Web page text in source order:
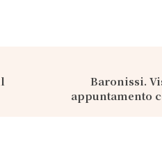
Baronissi.
appuntamento